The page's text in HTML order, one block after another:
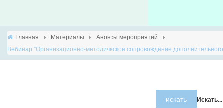
Главная Материалы
Анонсы мероприятий
Вебинар "Организационно-методическое сопровождение
JUser:
искать Искать...